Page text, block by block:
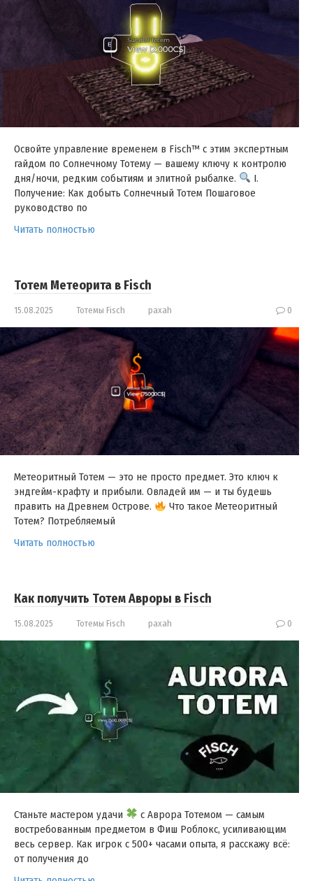
Освойте управление временем в Fisch™ с этим экспертным
гайдом по Солнечному Тотему — вашему ключу к контролю
дня/ночи, редким событиям и элитной рыбалке.
I.
Получение: Как добыть Солнечный Тотем Пошаговое
руководство по
Читать полностью
Тотем Метеорита в Fisch
15.08.2025 Тотемы Fisch paxah 0
Метеоритный Тотем — это не просто предмет. Это ключ к
эндгейм-крафту и прибыли. Овладей им — и ты будешь
править на Древнем Острове.
Что такое Метеоритный
Тотем? Потребляемый
Читать полностью
Как получить Тотем Авроры в Fisch
15.08.2025 Тотемы Fisch paxah 0
Станьте мастером удачи
с Аврора Тотемом — самым
востребованным предметом в Фиш Роблокс, усиливающим
весь сервер. Как игрок с 500+ часами опыта, я расскажу всё:
от получения до